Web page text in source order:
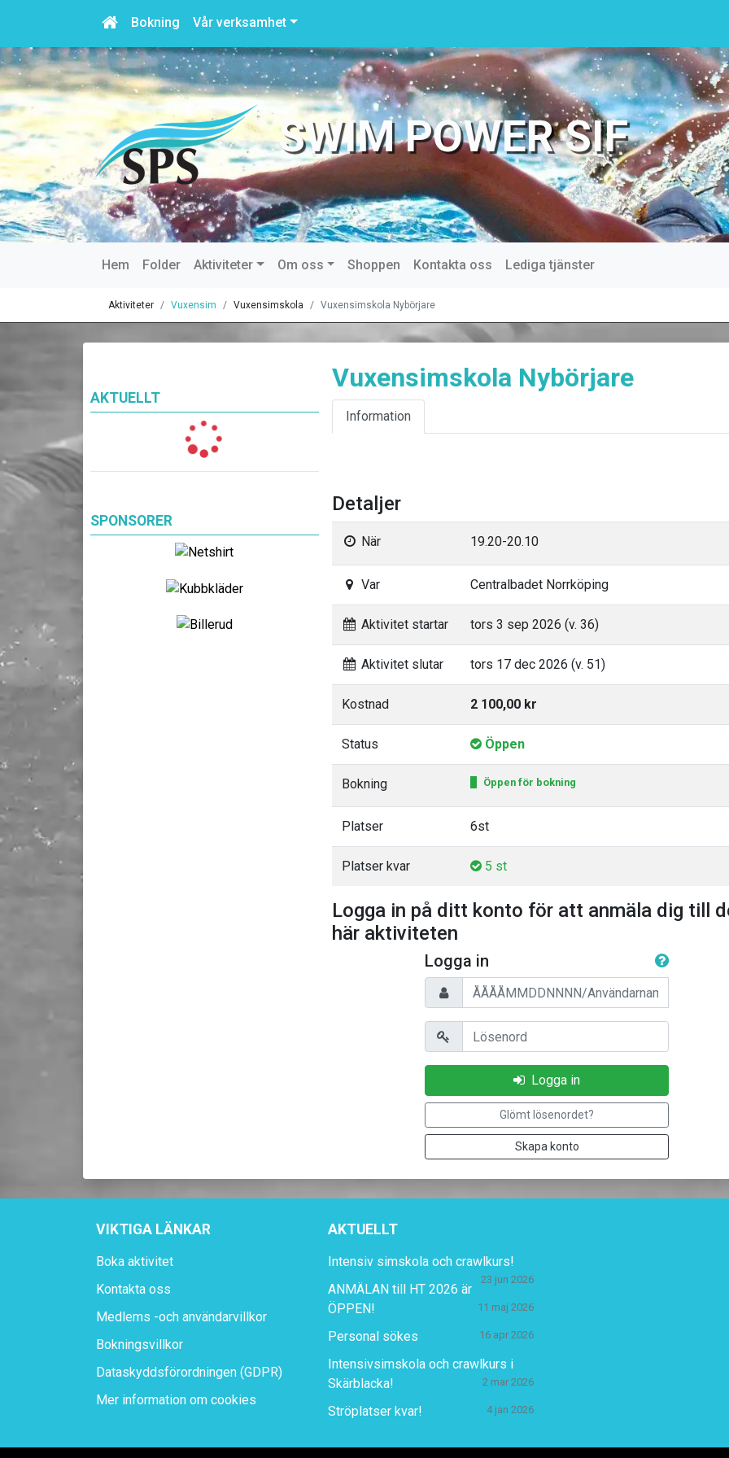
Bokning Vår verksamhet
SWIM POWER SIF
Hem Folder Aktiviteter Om oss Shoppen Kontakta oss Lediga tjänster
Aktiviteter Vuxensim Vuxensimskola Vuxensimskola Nybörjare
AKTUELLT
SPONSORER
Vuxensimskola Nybörjare
Information
Detaljer
När 19.20-20.10
Var Centralbadet Norrköping
Aktivitet startar tors 3 sep 2026 (v. 36)
Aktivitet slutar tors 17 dec 2026 (v. 51)
Kostnad 2 100,00 kr
Status Öppen
Bokning Öppen för bokning
Platser 6st
Platser kvar 5 st
Logga in på ditt konto för att anmäla dig till
här aktiviteten
Logga in
Personnummer/Användarnamn
Lösenord
Logga in
Glömt lösenordet?
Skapa konto
VIKTIGA LÄNKAR
Boka aktivitet
Kontakta oss
Medlems -och användarvillkor
Bokningsvillkor
Dataskyddsförordningen (GDPR)
Mer information om cookies
AKTUELLT
Intensiv simskola och crawlkurs!
23 jun 2026
ANMÄLAN till HT 2026 är
ÖPPEN!
11 maj 2026
Personal sökes 16 apr 2026
Intensivsimskola och crawlkurs i
Skärblacka!
2 mar 2026
Ströplatser kvar! 4 jan 2026